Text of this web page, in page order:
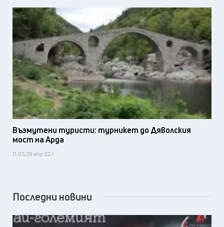
Възмутени туристи: турникет до Дяволския
мост на Арда
11:03, 29 апр 22 /
Последни новини